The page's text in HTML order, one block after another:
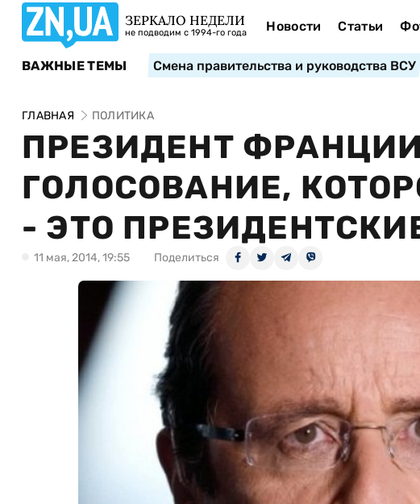
ЗЕРКАЛО НЕДЕЛИ
не подводим с 1994-го года Новости Статьи
ВАЖНЫЕ ТЕМЫ Смена правительства и руководства ВСУ
ГЛАВНАЯ ПОЛИТИКА
ПРЕЗИДЕНТ
ГОЛОСОВАНИЕ,
- ЭТО
11 мая, 2014, 19:55 Поделиться